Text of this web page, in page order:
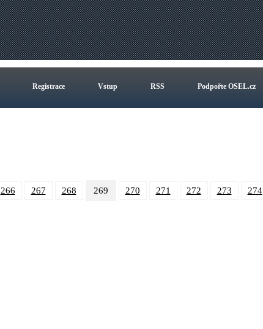
Registrace Vstup RSS Podpořte OSEL.cz
266 267 268 269 270 271 272 273 274